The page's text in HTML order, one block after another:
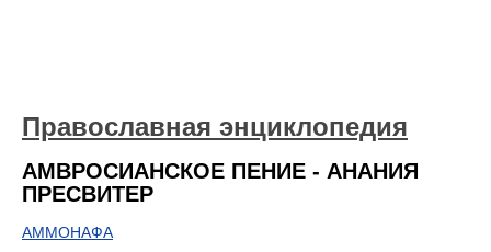
Православная энциклопедия
АМВРОСИАНСКОЕ ПЕНИЕ - АНАНИЯ
ПРЕСВИТЕР
АММОНАФА